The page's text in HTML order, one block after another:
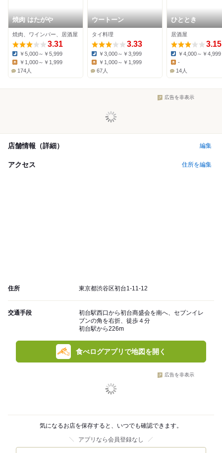
焼肉 はたがや
焼肉、ワインバー、居酒屋
3.31
Dinner:
￥5,000～￥5,999
￥1,000～￥1,999
174人
ウートーン
タイ料理
3.33
Dinner:
￥3,000～￥3,999
Lunch:
￥1,000～￥1,999
67人
ひととき
居酒屋
3.15
Dinner:
￥4,000～￥4,999
Lunch:
-
14人
広告を非表示
店舗情報（詳細） 編集
アクセス 住所を編集
住所 東京都渋谷区初台1-11-12
交通手段
初台駅西口から初台商盛会を南へ、セブンイレ
ブンの角を右折、徒歩４分
初台駅から226m
食べログアプリで地図を開く
広告を非表示
気になるお店を保存すると、いつでも確認できます。
アプリなら会員登録なし